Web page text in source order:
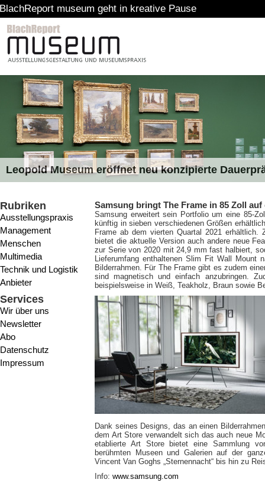
museum geht in kreative Pause
Leopold Museum eröffnet neu konzipierte
Rubriken
Ausstellungspraxis
Management
Menschen
Multimedia
Technik und Logistik
Anbieter
Services
Wir über uns
Newsletter
Abo
Datenschutz
Impressum
Samsung bringt The Frame in 85 Zoll auf
Samsung erweitert sein Portfolio um eine 85-
künftig in sieben verschiedenen Größen
Frame ab dem vierten Quartal 2021 erhältlich.
bietet die aktuelle Version auch andere neue
zur Serie von 2020 mit 24,9 mm fast halbiert,
Lieferumfang enthaltenen Slim Fit Wall Mount
Bilderrahmen. Für The Frame gibt es zudem
sind magnetisch und einfach anzubringen.
beispielsweise in Weiß, Teakholz, Braun sowie
Dank seines Designs, das an einen
dem Art Store verwandelt sich das auch neue
etablierte Art Store bietet eine Sammlung
berühmten Museen und Galerien auf der
Vincent Van Goghs „Sternennacht“ bis hin zu
Info: www.samsung.com